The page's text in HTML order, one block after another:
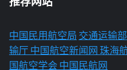
中国民用航空局 交通运输部
输厅 中国航空新闻网 珠海
国航空学会 中国民航网